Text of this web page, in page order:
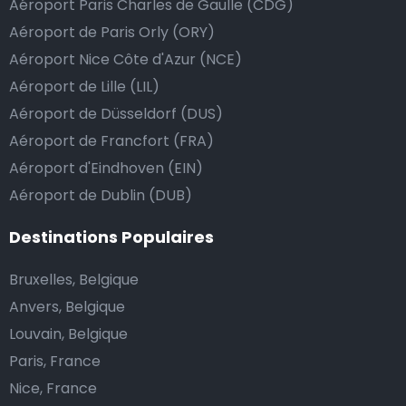
dépasse vos attentes, vous avez bien sûr la possibilité
de donner un pourboire.
La manière la plus simple pour ce faire est d’arrondir
le prix de la course au montant supérieur, ou de dire
au chauffeur de ne pas rendre la monnaie après lui
avoir donné un billet plus élevé que le prix de la
course.
Combien coûte une navette d’aéroport à Néa
L’un des plus gros avantages des transports
d’aéroport proposés par Airport Taxis est un tarif fixe
pour votre navette.
Contrairement aux taxis traditionnels, nous n’ajoutons
Aéroport Paris Charles de Gaulle (CDG)
Aéroport de Paris Orly (ORY)
Aéroport Nice Côte d'Azur (NCE)
Aéroport de Lille (LIL)
Aéroport de Düsseldorf (DUS)
Aéroport de Francfort (FRA)
Aéroport d'Eindhoven (EIN)
Aéroport de Dublin (DUB)
Destinations Populaires
Bruxelles, Belgique
Anvers, Belgique
Louvain, Belgique
Paris, France
Nice, France